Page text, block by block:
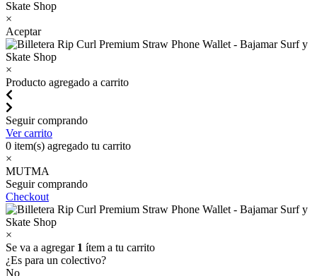
×
Aceptar
×
Producto agregado a carrito
Seguir comprando
Ver carrito
0 item(s) agregado tu carrito
×
MUTMA
Seguir comprando
Checkout
×
Se va a agregar 1 ítem a tu carrito
¿Es para un colectivo?
No